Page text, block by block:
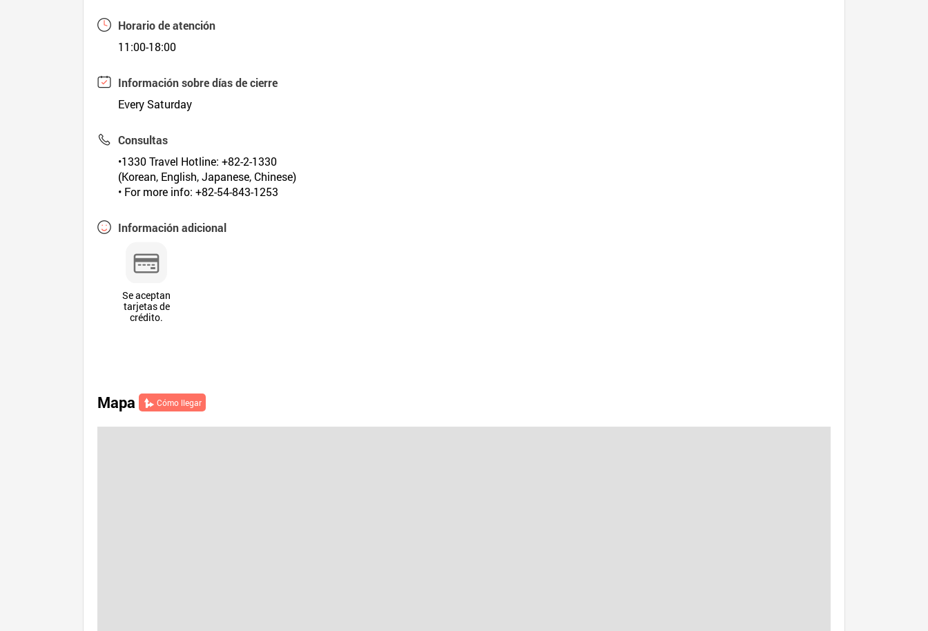
Horario de atención
11:00-18:00
Información sobre días de cierre
Every Saturday
Consultas
•1330 Travel Hotline: +82-2-1330
(Korean, English, Japanese, Chinese)
• For more info: +82-54-843-1253
Información adicional
Se aceptan
tarjetas de
crédito.
Mapa Cómo llegar